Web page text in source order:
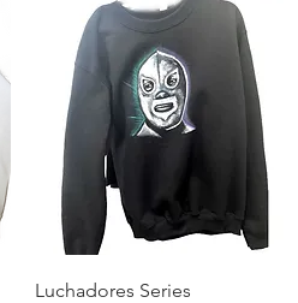
Vista rápida
Luchadores Series